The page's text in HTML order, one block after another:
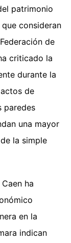
patrimonio
consideran
de
criticado la
durante la
de
paredes
una mayor
la simple
ha
en la
indican